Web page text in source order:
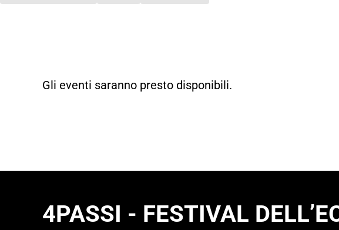
Gli eventi saranno presto disponibili.
4PASSI - FESTIVAL